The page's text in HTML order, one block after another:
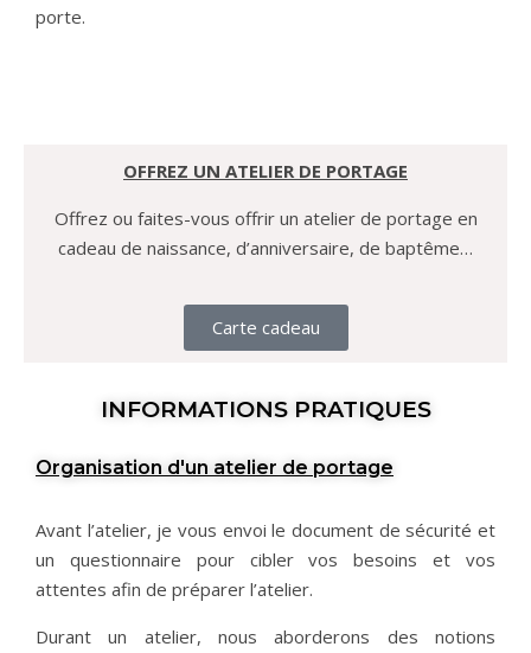
porte.
OFFREZ UN ATELIER DE PORTAGE
Offrez ou faites-vous offrir un atelier de portage en
cadeau de naissance, d’anniversaire, de baptême…
Carte cadeau
INFORMATIONS PRATIQUES
Organisation d'un atelier de portage
Avant l’atelier, je vous envoi le document de sécurité et
un questionnaire pour cibler vos besoins et vos
attentes afin de préparer l’atelier.
Durant un atelier, nous aborderons des notions